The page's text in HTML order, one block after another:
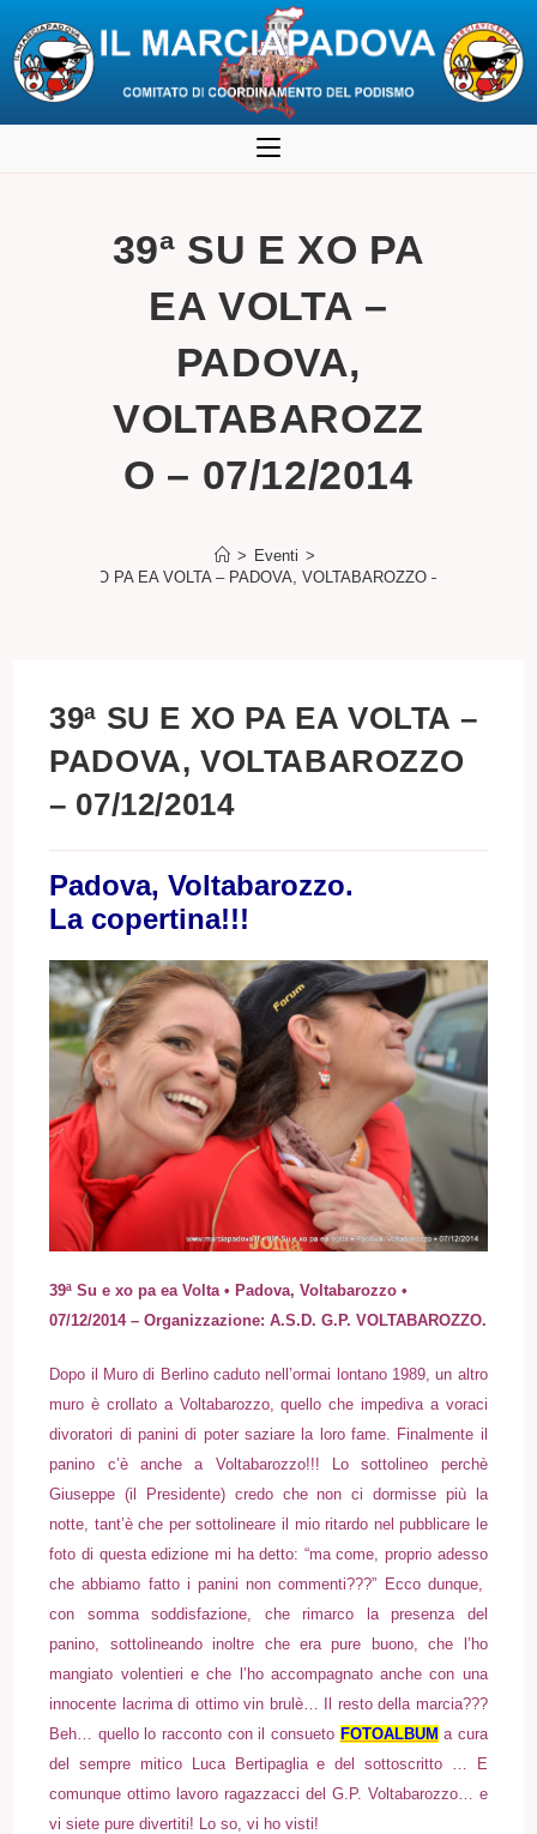
al
39ª SU E XO PA
EA VOLTA –
PADOVA,
VOLTABAROZZ
O – 07/12/2014
> Eventi >
39ª SU E XO PA EA VOLTA – PADOVA, VOLTABAROZZO – 07/12/2014
39ª SU E XO PA EA VOLTA –
PADOVA, VOLTABAROZZO
– 07/12/2014
Padova, Voltabarozzo.
La copertina!!!
39ª Su e xo pa ea Volta • Padova, Voltabarozzo •
07/12/2014– Organizzazione: A.S.D. G.P. VOLTABAROZZO.
Dopo il Muro di Berlino caduto nell’ormai lontano 1989, un altro
muro è crollato a Voltabarozzo, quello che impediva a voraci
divoratori di panini di poter saziare la loro fame. Finalmente il
panino c’è anche a Voltabarozzo!!! Lo sottolineo perchè
Giuseppe (il Presidente) credo che non ci dormisse più la
notte, tant’è che per sottolineare il mio ritardo nel pubblicare le
foto di questa edizione mi ha detto: “ma come, proprio adesso
che abbiamo fatto i panini non commenti???” Ecco dunque,
con somma soddisfazione, che rimarco la presenza del
panino, sottolineando inoltre che era pure buono, che l’ho
mangiato volentieri e che l’ho accompagnato anche con una
innocente lacrima di ottimo vin brulè… Il resto della marcia???
Beh… quello lo racconto con il consueto FOTOALBUM a cura
del sempre mitico Luca Bertipaglia e del sottoscritto … E
comunque ottimo lavoro ragazzacci del G.P. Voltabarozzo… e
vi siete pure divertiti! Lo so, vi ho visti!